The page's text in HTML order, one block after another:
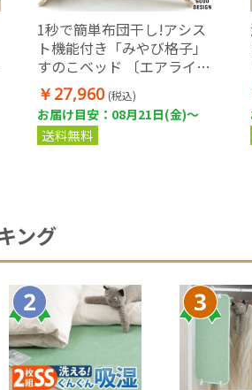
1秒で簡単布団干し!アシス
ト機能付き「みやび格子」
すのこベッド 〔エアライ
ズ〕 シングル
￥27,960 (税込)
お届け目安：08月21日(金)～
送料無料
ング